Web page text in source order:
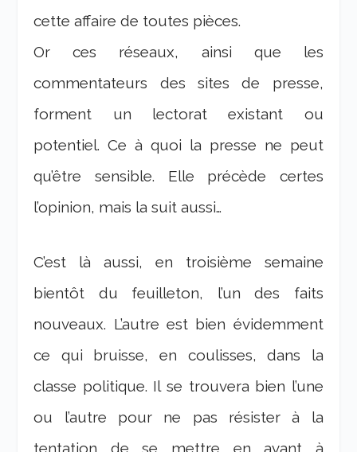
cette affaire de toutes pièces.
Or ces réseaux, ainsi que les
commentateurs des sites de presse,
forment un lectorat existant ou
potentiel. Ce à quoi la presse ne peut
qu’être sensible. Elle précède certes
l’opinion, mais la suit aussi…
C’est là aussi, en troisième semaine
bientôt du feuilleton, l’un des faits
nouveaux. L’autre est bien évidemment
ce qui bruisse, en coulisses, dans la
classe politique. Il se trouvera bien l’une
ou l’autre pour ne pas résister à la
tentation de se mettre en avant à